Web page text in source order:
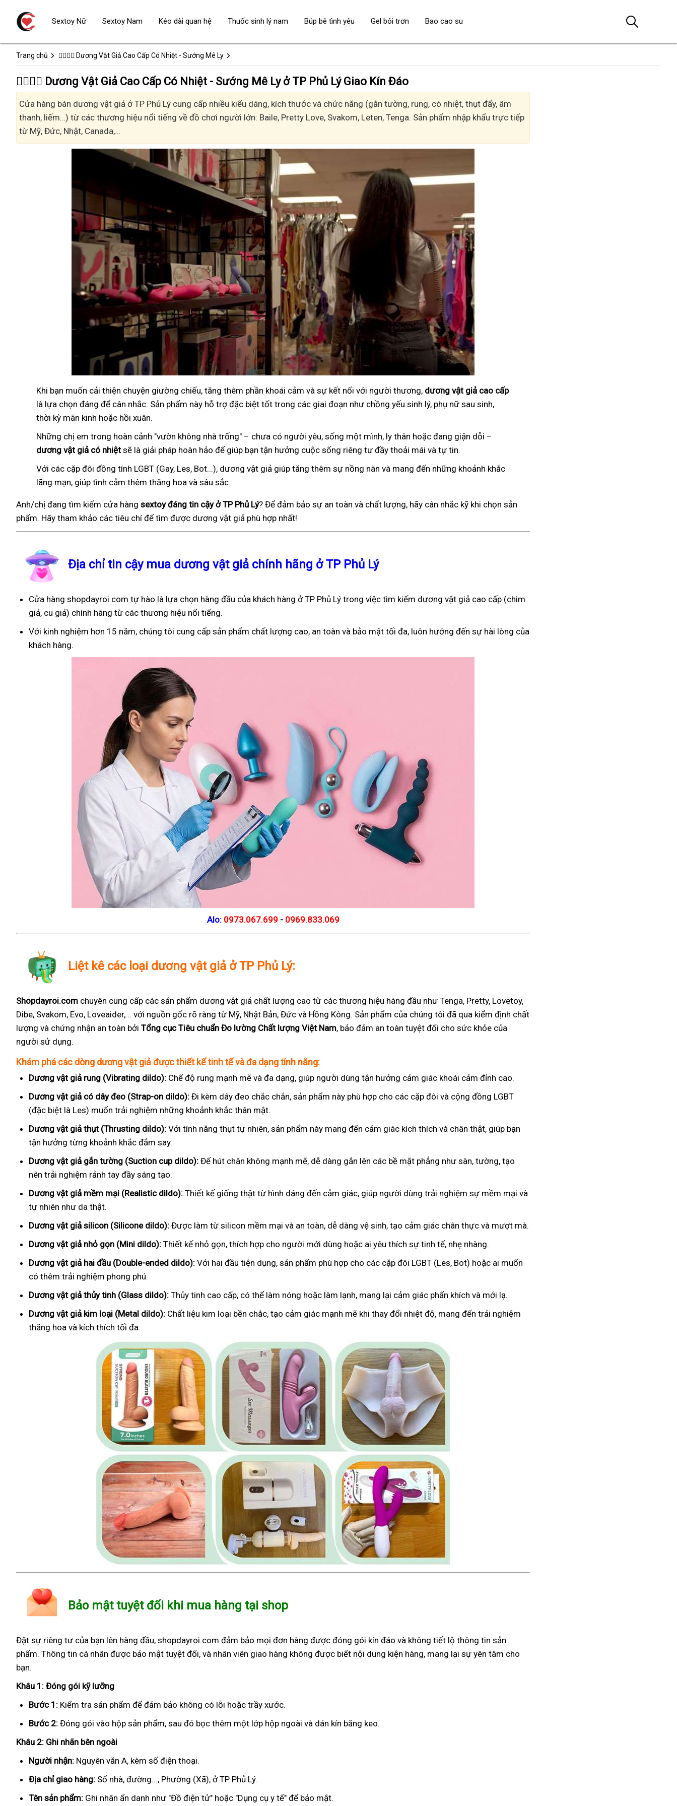
Trang chủ 👩‍❤️‍💋‍👨 Dương Vật Giả Cao Cấp Có Nhiệt - Sướng Mê Ly
👩‍❤️‍💋‍👨 Dương Vật Giả Cao Cấp Có Nhiệt - Sướng Mê Ly ở TP Phủ Lý Giao Kín Đáo
Cửa hàng bán dương vật giả ở TP Phủ Lý cung cấp nhiều kiểu dáng, kích thước và chức năng (gắn tường, rung, có nhiệt, thụt đẩy, âm
thanh, liếm…) từ các thương hiệu nổi tiếng về đồ chơi người lớn: Baile, Pretty Love, Svakom, Leten, Tenga. Sản phẩm nhập khẩu trực tiếp
từ Mỹ, Đức, Nhật, Canada,…
Khi bạn muốn cải thiện chuyện giường chiếu, tăng thêm phần khoái cảm và sự kết nối với người thương, dương vật giả cao cấp
là lựa chọn đáng để cân nhắc. Sản phẩm này hỗ trợ đặc biệt tốt trong các giai đoạn như chồng yếu sinh lý, phụ nữ sau sinh,
thời kỳ mãn kinh hoặc hồi xuân.
Những chị em trong hoàn cảnh "vườn không nhà trống" – chưa có người yêu, sống một mình, ly thân hoặc đang giận dỗi –
dương vật giả có nhiệt sẽ là giải pháp hoàn hảo để giúp bạn tận hưởng cuộc sống riêng tư đầy thoải mái và tự tin.
Với các cặp đôi đồng tính LGBT (Gay, Les, Bot...), dương vật giả giúp tăng thêm sự nồng nàn và mang đến những khoảnh khắc
lãng mạn, giúp tình cảm thêm thăng hoa và sâu sắc.
Anh/chị đang tìm kiếm cửa hàng sextoy đáng tin cậy ở TP Phủ Lý? Để đảm bảo sự an toàn và chất lượng, hãy cân nhắc kỹ khi chọn sản
phẩm. Hãy tham khảo các tiêu chí để tìm được dương vật giả phù hợp nhất!
Địa chỉ tin cậy mua dương vật giả chính hãng ở TP Phủ Lý
Cửa hàng shopdayroi.com tự hào là lựa chọn hàng đầu của khách hàng ở TP Phủ Lý trong việc tìm kiếm dương vật giả cao cấp (chim
giả, cu giả) chính hãng từ các thương hiệu nổi tiếng.
Với kinh nghiệm hơn 15 năm, chúng tôi cung cấp sản phẩm chất lượng cao, an toàn và bảo mật tối đa, luôn hướng đến sự hài lòng của
khách hàng.
Alo: 0973.067.699 - 0969.833.069
Liệt kê các loại dương vật giả ở TP Phủ Lý:
Shopdayroi.com chuyên cung cấp các sản phẩm dương vật giả chất lượng cao từ các thương hiệu hàng đầu như Tenga, Pretty, Lovetoy,
Dibe, Svakom, Evo, Loveaider,... với nguồn gốc rõ ràng từ Mỹ, Nhật Bản, Đức và Hồng Kông. Sản phẩm của chúng tôi đã qua kiểm định chất
lượng và chứng nhận an toàn bởi Tổng cục Tiêu chuẩn Đo lường Chất lượng Việt Nam, bảo đảm an toàn tuyệt đối cho sức khỏe của
người sử dụng.
Khám phá các dòng dương vật giả được thiết kế tinh tế và đa dạng tính năng:
Dương vật giả rung (Vibrating dildo): Chế độ rung mạnh mẽ và đa dạng, giúp người dùng tận hưởng cảm giác khoái cảm đỉnh cao.
Dương vật giả có dây đeo (Strap-on dildo): Đi kèm dây đeo chắc chắn, sản phẩm này phù hợp cho các cặp đôi và cộng đồng LGBT
(đặc biệt là Les) muốn trải nghiệm những khoảnh khắc thân mật.
Dương vật giả thụt (Thrusting dildo): Với tính năng thụt tự nhiên, sản phẩm này mang đến cảm giác kích thích và chân thật, giúp bạn
tận hưởng từng khoảnh khắc đắm say.
Dương vật giả gắn tường (Suction cup dildo): Đế hút chân không mạnh mẽ, dễ dàng gắn lên các bề mặt phẳng như sàn, tường, tạo
nên trải nghiệm rảnh tay đầy sáng tạo.
Dương vật giả mềm mại (Realistic dildo): Thiết kế giống thật từ hình dáng đến cảm giác, giúp người dùng trải nghiệm sự mềm mại và
tự nhiên như da thật.
Dương vật giả silicon (Silicone dildo): Được làm từ silicon mềm mại và an toàn, dễ dàng vệ sinh, tạo cảm giác chân thực và mượt mà.
Dương vật giả nhỏ gọn (Mini dildo): Thiết kế nhỏ gọn, thích hợp cho người mới dùng hoặc ai yêu thích sự tinh tế, nhẹ nhàng.
Dương vật giả hai đầu (Double-ended dildo): Với hai đầu tiện dụng, sản phẩm phù hợp cho các cặp đôi LGBT (Les, Bot) hoặc ai muốn
có thêm trải nghiệm phong phú.
Dương vật giả thủy tinh (Glass dildo): Thủy tinh cao cấp, có thể làm nóng hoặc làm lạnh, mang lại cảm giác phấn khích và mới lạ.
Dương vật giả kim loại (Metal dildo): Chất liệu kim loại bền chắc, tạo cảm giác mạnh mẽ khi thay đổi nhiệt độ, mang đến trải nghiệm
thăng hoa và kích thích tối đa.
Bảo mật tuyệt đối khi mua hàng tại shop
Đặt sự riêng tư của bạn lên hàng đầu, shopdayroi.com đảm bảo mọi đơn hàng được đóng gói kín đáo và không tiết lộ thông tin sản
phẩm. Thông tin cá nhân được bảo mật tuyệt đối, và nhân viên giao hàng không được biết nội dung kiện hàng, mang lại sự yên tâm cho
bạn.
Khâu 1: Đóng gói kỹ lưỡng
Bước 1: Kiểm tra sản phẩm để đảm bảo không có lỗi hoặc trầy xước.
Bước 2: Đóng gói vào hộp sản phẩm, sau đó bọc thêm một lớp hộp ngoài và dán kín băng keo.
Khâu 2: Ghi nhãn bên ngoài
Người nhận: Nguyên văn A, kèm số điện thoại.
Địa chỉ giao hàng: Số nhà, đường..., Phường (Xã), ở TP Phủ Lý.
Tên sản phẩm: Ghi nhãn ẩn danh như "Đồ điện tử" hoặc "Dụng cụ y tế" để bảo mật.
Sextoy Nữ Sextoy Nam Kéo dài quan hệ Thuốc sinh lý nam Búp bê tình yêu Gel bôi trơn Bao cao su